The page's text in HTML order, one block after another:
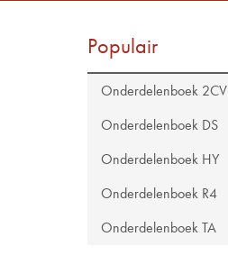
Populair
Onderdelenboek 2CV
Onderdelenboek DS
Onderdelenboek HY
Onderdelenboek R4
Onderdelenboek TA